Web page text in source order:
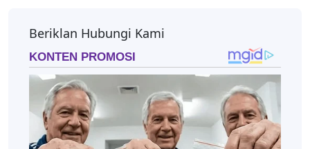
Beriklan Hubungi Kami